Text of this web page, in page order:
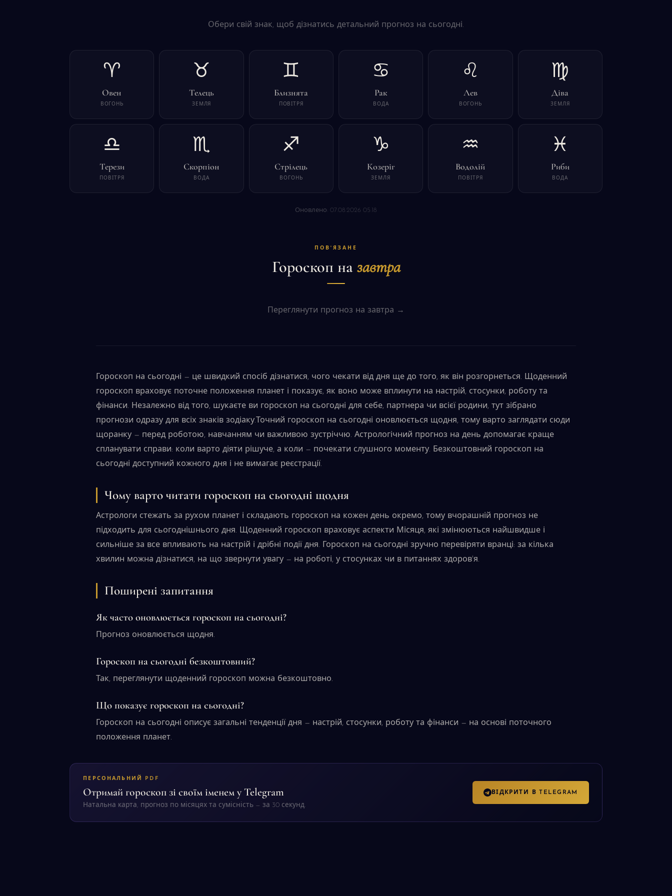
Обери свій знак, щоб дізнатись детальний прогноз на сьогодні.
♈
Овен
ВОГОНЬ
♉
Телець
ЗЕМЛЯ
♊
Близнята
ПОВІТРЯ
♋
Рак
ВОДА
♌
Лев
ВОГОНЬ
♍
Діва
ЗЕМЛЯ
♎
Терези
ПОВІТРЯ
♏
Скорпіон
ВОДА
♐
Стрілець
ВОГОНЬ
♑
Козеріг
ЗЕМЛЯ
♒
Водолій
ПОВІТРЯ
♓
Риби
ВОДА
Оновлено: 07.08.2026 05:18
ПОВ'ЯЗАНЕ
Гороскоп на завтра
Переглянути прогноз на завтра →
Гороскоп на сьогодні — це швидкий спосіб дізнатися, чого чекати від дня ще до того, як він розгорнеться. Щоденний
гороскоп враховує поточне положення планет і показує, як воно може вплинути на настрій, стосунки, роботу та
фінанси. Незалежно від того, шукаєте ви гороскоп на сьогодні для себе, партнера чи всієї родини, тут зібрано
прогнози одразу для всіх знаків зодіаку.Точний гороскоп на сьогодні оновлюється щодня, тому варто заглядати сюди
щоранку — перед роботою, навчанням чи важливою зустріччю. Астрологічний прогноз на день допомагає краще
спланувати справи: коли варто діяти рішуче, а коли — почекати слушного моменту. Безкоштовний гороскоп на
сьогодні доступний кожного дня і не вимагає реєстрації.
Чому варто читати гороскоп на сьогодні щодня
Астрологи стежать за рухом планет і складають гороскоп на кожен день окремо, тому вчорашній прогноз не
підходить для сьогоднішнього дня. Щоденний гороскоп враховує аспекти Місяця, які змінюються найшвидше і
сильніше за все впливають на настрій і дрібні події дня. Гороскоп на сьогодні зручно перевіряти вранці: за кілька
хвилин можна дізнатися, на що звернути увагу — на роботі, у стосунках чи в питаннях здоров'я.
Поширені запитання
Як часто оновлюється гороскоп на сьогодні?
Прогноз оновлюється щодня.
Гороскоп на сьогодні безкоштовний?
Так, переглянути щоденний гороскоп можна безкоштовно.
Що показує гороскоп на сьогодні?
Гороскоп на сьогодні описує загальні тенденції дня — настрій, стосунки, роботу та фінанси — на основі поточного
положення планет.
ПЕРСОНАЛЬНИЙ PDF
Отримай гороскоп зі своїм іменем у Telegram
Натальна карта, прогноз по місяцях та сумісність — за 30 секунд.
ВІДКРИТИ В TELEGRAM